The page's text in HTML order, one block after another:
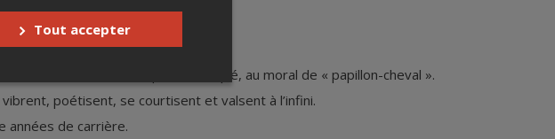
sa vie de saltimbanque démasqué, au moral de « papillon-cheval ».
poétisent, se courtisent et valsent à l’infini.
années de carrière.
Tout accepter